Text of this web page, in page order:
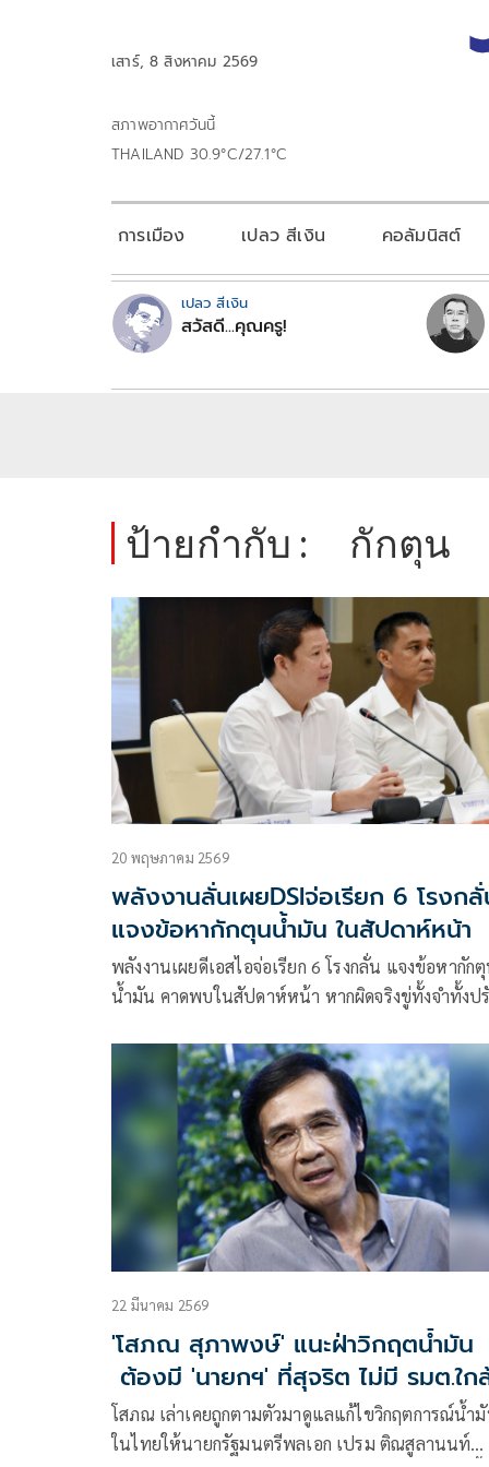
เสาร์, 8 สิงหาคม 2569
สภาพอากาศวันนี้
THAILAND 30.9°C/27.1°C
การเมือง เปลว สีเงิน คอลัมนิสต์
เปลว สีเงิน
สวัสดี...คุณครู!
ป้ายกำกับ : กักตุน
20 พฤษภาคม 2569
พลังงานลั่นเผยDSIจ่อเรียก 6 โรงก
แจงข้อหากักตุนน้ำมัน ในสัปดาห์หน้า
พลังงานเผยดีเอสไอจ่อเรียก 6 โรงกลั่น แจงข้อหากักตุน
น้ำมัน คาดพบในสัปดาห์หน้า หากผิดจริงขู่ทั้งจำทั้งป
เครื่องบินเดือนหน้า หลังปริมาณความต้องการใช้เพิ่ม
22 มีนาคม 2569
'โสภณ สุภาพงษ์' แนะฝ่าวิกฤตน้ำมัน
ต้องมี 'นายกฯ' ที่สุจริต ไม่มี รมต.ใก
ชิด 'คดโกง-กักตุน'
โสภณ เล่าเคยถูกตามตัวมาดูแลแก้ไขวิกฤตการณ์น้ำ
ในไทยให้นายกรัฐมนตรีพลเอก เปรม ติณสูลานนท์